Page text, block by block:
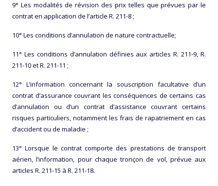
9° Les modalités de révision des prix telles que prévues par le
contrat en application de l’article R. 211-8 ;
10° Les conditions d’annulation de nature contractuelle;
11° Les conditions d’annulation définies aux articles R. 211-9, R.
211-10 et R. 211-11 ;
12° L’information concernant la souscription facultative d’un
contrat d’assurance couvrant les conséquences de certains cas
d’annulation ou d’un contrat d’assistance couvrant certains
risques particuliers, notamment les frais de rapatriement en cas
d’accident ou de maladie ;
13° Lorsque le contrat comporte des prestations de transport
aérien, l’information, pour chaque tronçon de vol, prévue aux
articles R. 211-15 à R. 211-18.